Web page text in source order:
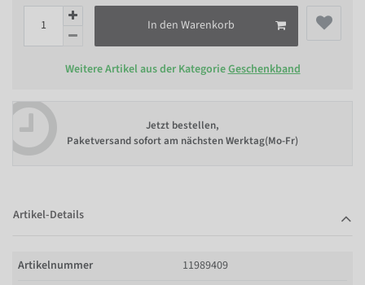
In den Warenkorb
Weitere Artikel aus der KategorieGeschenkband
Jetzt bestellen,
Paketversand sofort am nächsten Werktag(Mo-Fr)
Artikel-Details
Artikelnummer
11989409